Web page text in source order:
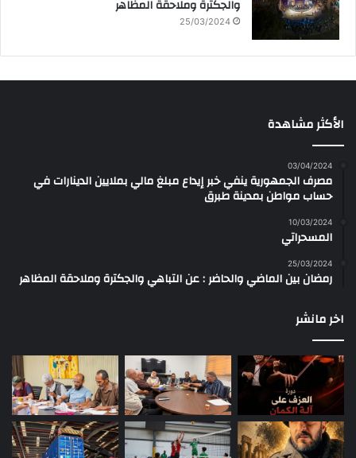
والجكترة وملاحقة المظاهر
25/03/2024
الأكثر مشاهدة
03/04/2024
مصرف الجمهورية ينفي خبر إيداع مبلغ مالي بملايين الدينارات في
حساب مواطن بمدينة طبرق
10/03/2024
المسحراتي
25/03/2024
رمضان بين الماضي والحاضر : عن التباهي والجكترة وملاحقة المظاهر
اخر مانشر